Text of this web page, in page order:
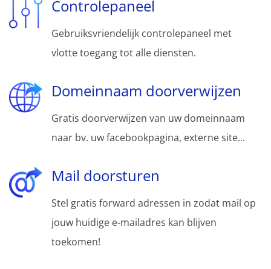
Controlepaneel
Gebruiksvriendelijk controlepaneel met
vlotte toegang tot alle diensten.
Domeinnaam doorverwijzen
Gratis doorverwijzen van uw domeinnaam
naar bv. uw facebookpagina, externe site...
Mail doorsturen
Stel gratis forward adressen in zodat mail op
jouw huidige e-mailadres kan blijven
toekomen!